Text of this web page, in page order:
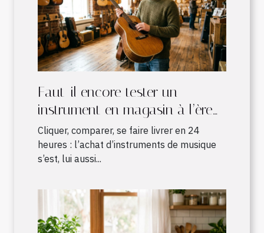
Faut-il encore tester un
instrument en magasin à l’ère
du shopping en ligne ?
Cliquer, comparer, se faire livrer en 24
heures : l’achat d’instruments de musique
s’est, lui aussi...